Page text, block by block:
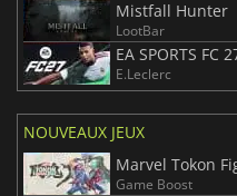
Mistfall Hunter
LootBar
EA SPORTS FC
E.Leclerc
NOUVEAUX JEUX
Marvel Tokon
Game Boost